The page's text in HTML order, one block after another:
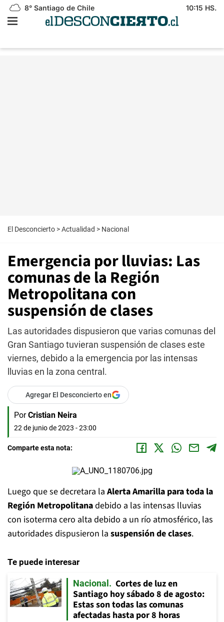
8° Santiago de Chile 10:15 HS.
El Desconcierto >Actualidad > Nacional
Emergencia por lluvias: Las
comunas de la Región
Metropolitana con
suspensión de clases
Las autoridades dispusieron que varias comunas del
Gran Santiago tuvieran suspensión de clases este
viernes, debido a la emergencia por las intensas
lluvias en la zona central.
Agregar El Desconcierto en
Por Cristian Neira
22 de junio de 2023 - 23:00
Comparte esta nota:
Luego que se decretara la Alerta Amarilla para toda la
Región Metropolitanadebido a las intensas lluvias
con isoterma cero alta debido a un río atmosférico, las
autoridades dispusieron la suspensión de clases.
Te puede interesar
Nacional
Cortes de luz en
Santiago hoy sábado 8 de agosto:
Estas son todas las comunas
afectadas hasta por 8 horas